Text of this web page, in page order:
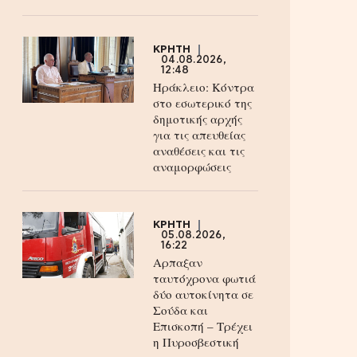
ΚΡΗΤΗ
04.08.2026,
12:48
Ηράκλειο: Κόντρα
στο εσωτερικό της
δημοτικής αρχής
για τις απευθείας
αναθέσεις και τις
αναμορφώσεις
ΚΡΗΤΗ
05.08.2026,
16:22
Αρπαξαν
ταυτόχρονα φωτιά
δύο αυτοκίνητα σε
Σούδα και
Επισκοπή – Τρέχει
η Πυροσβεστική